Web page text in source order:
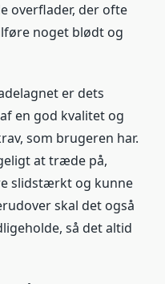
overflader, der ofte
noget blødt og
er dets
en god kvalitet og
som brugeren har.
at træde på,
slidstærkt og kunne
skal det også
så det altid